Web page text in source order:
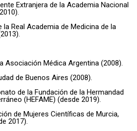
Extranjera de la Academia Nacional
Real Academia de Medicina de la
Asociación Médica Argentina (2008).
de Buenos Aires (2008).
de la Fundación de la Hermandad
(HEFAME) (desde 2019).
de Mujeres Científicas de Murcia,
2017).